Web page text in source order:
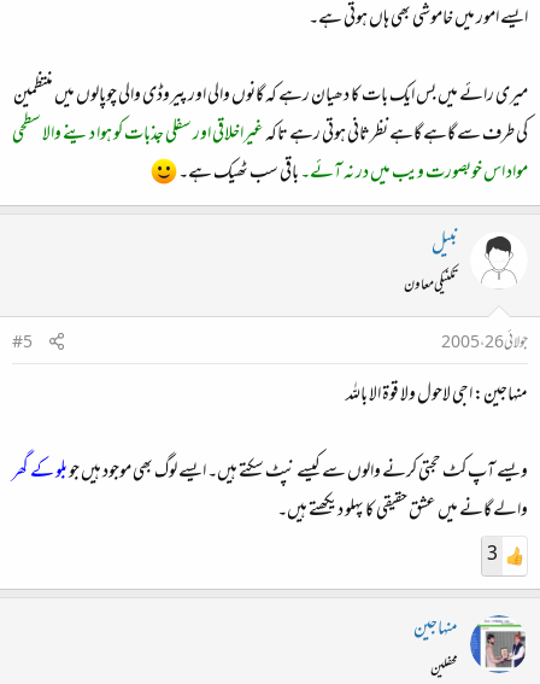
ایسے امور میں خاموشی بھی ہاں ہوتی ہے۔
میری رائے میں بس ایک بات کا دھیان رہے کہ گانوں والی اور پیروڈی والی چوپالوں میں منتظمین
کی طرف سے گاہے گاہے نظرثانی ہوتی رہے تاکہغیراخلاقی اور سفلی جذبات کو ہوا دینے والا سطحی
مواد اس خوبصورت ویب میں در نہ آئے۔باقی سب ٹھیک ہے۔
نبیل
تکنیکی معاون
جولائی 26، 2005
#5
منہاجین: اجی لاحول ولا قوۃ الا باللہ
ویسے آپ کٹ حجتی کرنے والوں سے کیسے نپٹ سکتے ہیں۔ ایسے لوگ بھی موجود ہیں جوبلو کے گھر
والے گانے میں عشق حقیقی کا پہلو دیکھتے ہیں۔
3
منہاجین
محفلین